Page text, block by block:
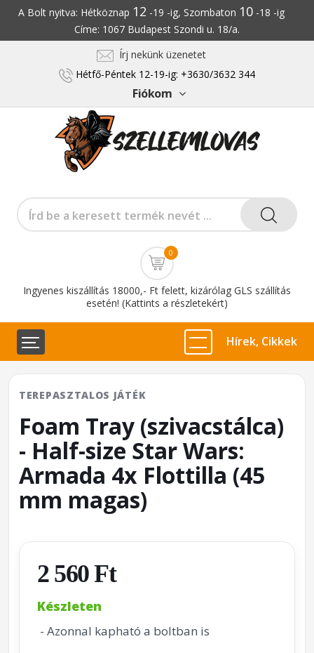
A Bolt nyitva: Hétköznap 12 -19 -ig, Szombaton 10-18 -ig
Címe: 1067 Budapest Szondi u. 18/a.
Írj nekünk üzenetet
Hétfő-Péntek 12-19-ig: +3630/3632 344
Fiókom
0
Ingyenes kiszállítás 18000,- Ft felett, kizárólag GLS szállítás
esetén! (Kattints a részletekért)
Hírek, Cikkek
TEREPASZTALOS JÁTÉK
Foam Tray (szivacstálca)
- Half-size Star Wars:
Armada 4x Flottilla (45
mm magas)
2 560 Ft
Készleten
- Azonnal kapható a boltban is